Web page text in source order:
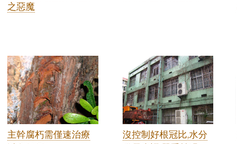
之惡魔
主幹腐朽需僅速治療
沒控制好根冠比,水分